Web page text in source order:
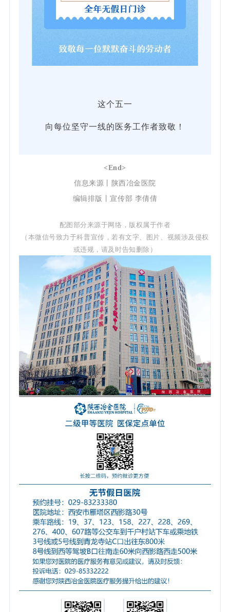
这个五一
向每位坚守一线的医务工作者致敬！
<End>
信息来源丨陕西冶金医院
编辑排版丨宣传部 李倩倩
配图部分来源于网络，版权属于作者
（本微信号致力于科普宣传，若有文字、图片、视频涉及侵权
或违规，请及时告知删除）